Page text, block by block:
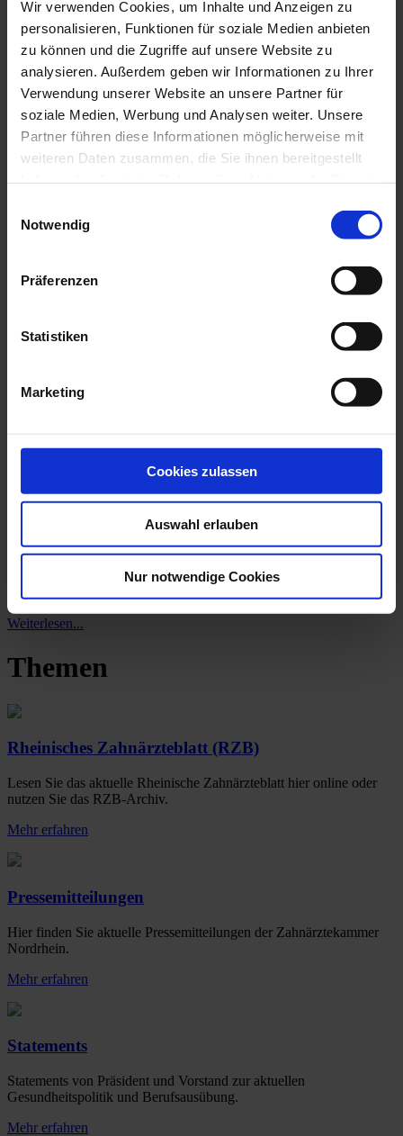
Wir verwenden Cookies, um Inhalte und Anzeigen zu
personalisieren, Funktionen für soziale Medien anbieten
zu können und die Zugriffe auf unsere Website zu
analysieren. Außerdem geben wir Informationen zu Ihrer
Verwendung unserer Website an unsere Partner für
soziale Medien, Werbung und Analysen weiter. Unsere
Partner führen diese Informationen möglicherweise mit
weiteren Daten zusammen, die Sie ihnen bereitgestellt
Notwendig
Präferenzen
Statistiken
Marketing
Cookies zulassen
Auswahl erlauben
Nur notwendige Cookies
Rund um die Zahnbehandlung
Wissenswertes & Tipps
Zahnersatz
Zahngesunde Ernährung
Patientenberatung und -beschwerden
Begutachtungsstelle für vermut. Behandlungsfehler
Gebührenordnung (GOZ)
Formulare zur GOZ
Informationen in Leichter Sprache
Über die ZÄK
Übersicht
Ansprechpartner
Rechtliche Grundlagen
Presse & Publikationen
Pressemitteilungen
Initiative „Mund auf gegen Krebs“
Sparpaket bremst präventionsorientierte
Zahnmedizin aus
Weiterlesen...
Themen
Rheinisches Zahnärzteblatt (RZB)
Lesen Sie das aktuelle Rheinische Zahnärzteblatt hier online oder
nutzen Sie das RZB-Archiv.
Mehr erfahren
Pressemitteilungen
Hier finden Sie aktuelle Pressemitteilungen der Zahnärztekammer
Nordrhein.
Mehr erfahren
Statements
Statements von Präsident und Vorstand zur aktuellen
Gesundheitspolitik und Berufsausübung.
Mehr erfahren